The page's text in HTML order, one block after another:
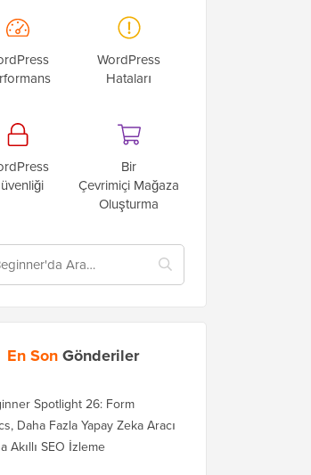
WordPress
Hataları
Bir
Çevrimiçi Mağaza
Oluşturma
En SonGönderiler
Spotlight 26: Form
Daha Fazla Yapay Zeka Aracı
Akıllı SEO İzleme